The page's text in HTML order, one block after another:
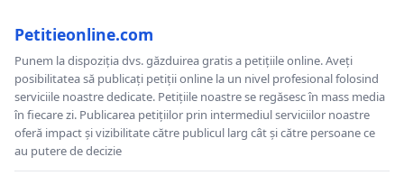
Petitieonline.com
Punem la dispoziția dvs. găzduirea gratis a petițiile online. Aveți
posibilitatea să publicați petiții online la un nivel profesional folosind
serviciile noastre dedicate. Petițiile noastre se regăsesc în mass media
în fiecare zi. Publicarea petițiilor prin intermediul serviciilor noastre
oferă impact și vizibilitate către publicul larg cât și către persoane ce
au putere de decizie